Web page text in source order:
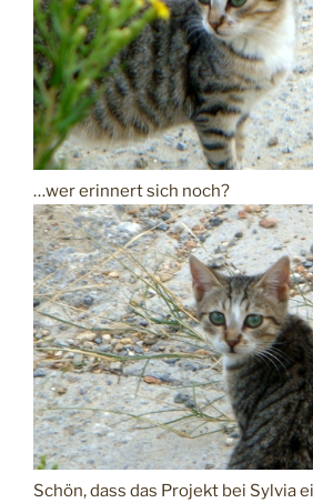
…wer erinnert sich noch?
Schön, dass das Projekt bei Sylvia